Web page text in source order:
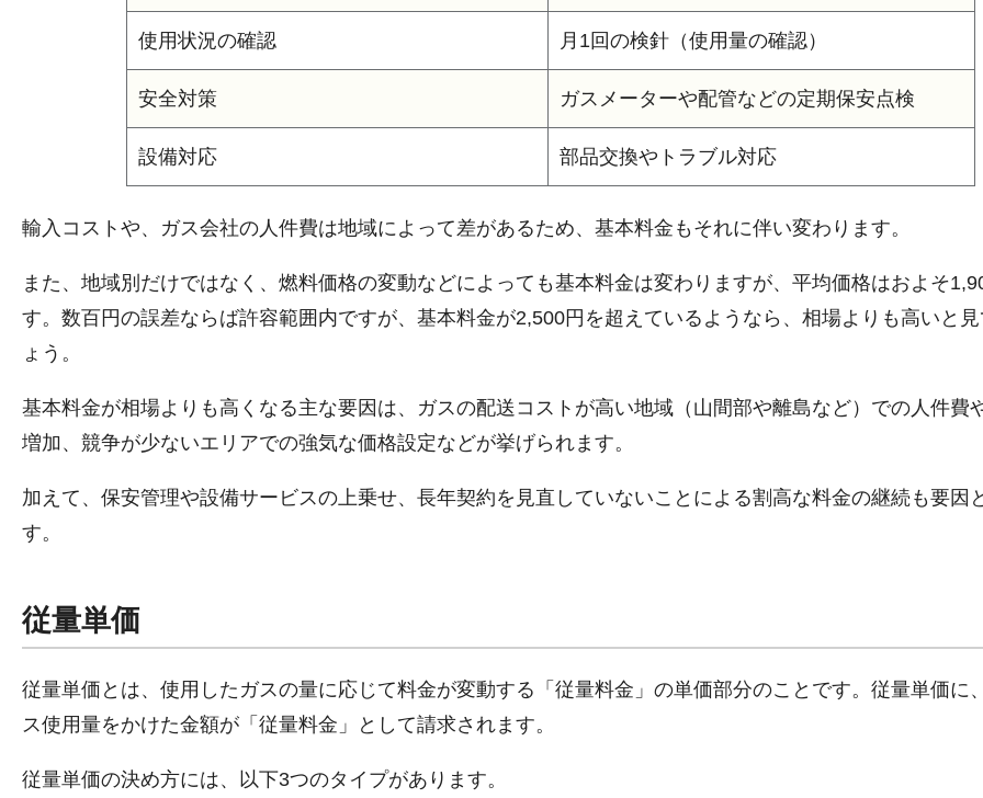
使用状況の確認 月1回の検針（使用量の確認）
安全対策 ガスメーターや配管などの定期保安点検
設備対応 部品交換やトラブル対応
輸入コストや、ガス会社の人件費は地域によって差があるため、基本料金もそれに伴い変わります。
また、地域別だけではなく、燃料価格の変動などによっても基本料金は変わりますが、平均価格はおよそ
す。数百円の誤差ならば許容範囲内ですが、基本料金が2,500円を超えているようなら、相場よりも高いと見
ょう。
基本料金が相場よりも高くなる主な要因は、ガスの配送コストが高い地域（山間部や離島など）での人件費
増加、競争が少ないエリアでの強気な価格設定などが挙げられます。
加えて、保安管理や設備サービスの上乗せ、長年契約を見直していないことによる割高な料金の継続も要因
す。
従量単価
従量単価とは、使用したガスの量に応じて料金が変動する「従量料金」の単価部分のことです。従量単価に
ス使用量をかけた金額が「従量料金」として請求されます。
従量単価の決め方には、以下3つのタイプがあります。